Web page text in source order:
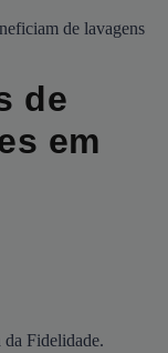
de lavagens
de
em
da Fidelidade.